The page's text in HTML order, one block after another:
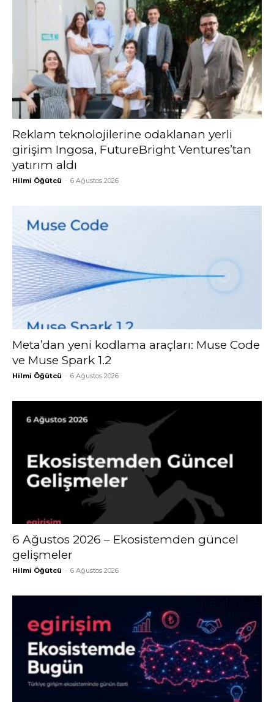
Reklam teknolojilerine odaklanan yerli
girişim Ingosa, FutureBright Ventures’tan
yatırım aldı
Hilmi Öğütcü - 6 Ağustos 2026
Meta’dan yeni kodlama araçları: Muse Code
ve Muse Spark 1.2
Hilmi Öğütcü - 6 Ağustos 2026
6 Ağustos 2026 – Ekosistemden güncel
gelişmeler
Hilmi Öğütcü - 6 Ağustos 2026